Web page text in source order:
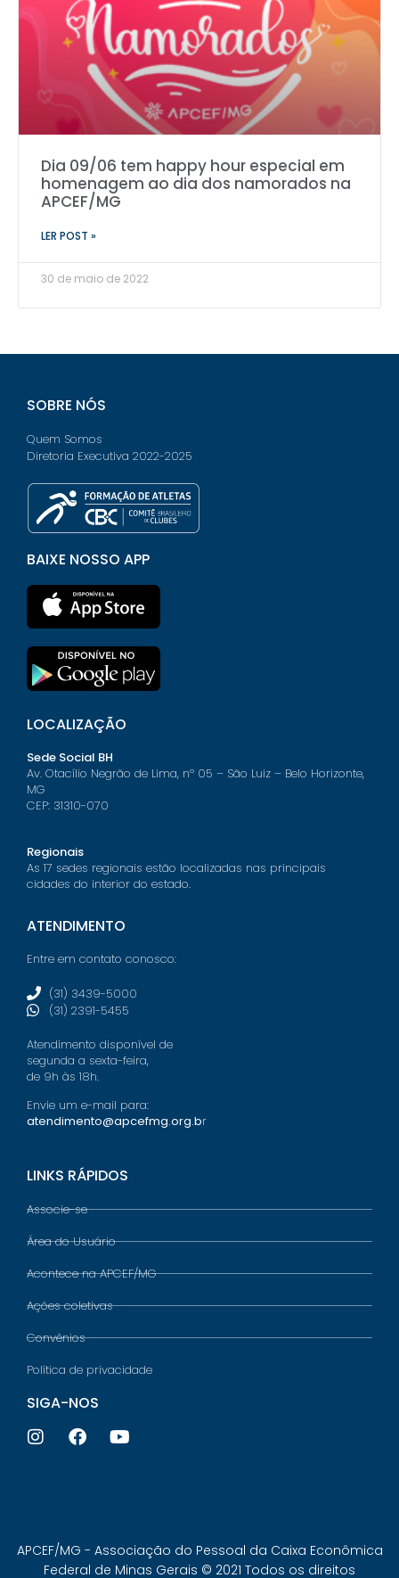
Dia 09/06 tem happy hour especial em
homenagem ao dia dos namorados na
APCEF/MG
LER POST »
30 de maio de 2022
SOBRE NÓS
Quem Somos
Diretoria Executiva 2022-2025
BAIXE NOSSO APP
LOCALIZAÇÃO
Sede Social BH
Av. Otacílio Negrão de Lima, nº 05 – São Luiz – Belo Horizonte,
MG
CEP: 31310-070
Regionais
As 17 sedes regionais estão localizadas nas principais
cidades do interior do estado.
ATENDIMENTO
Entre em contato conosco:
(31) 3439-5000
(31) 2391-5455
Atendimento disponível de
segunda a sexta-feira,
de 9h às 18h.
Envie um e-mail para:
atendimento@apcefmg.org.br
LINKS RÁPIDOS
Associe-se
Área do Usuário
Acontece na APCEF/MG
Ações coletivas
Convênios
Política de privacidade
SIGA-NOS
APCEF/MG - Associação do Pessoal da Caixa Econômica
Federal de Minas Gerais © 2021 Todos os direitos